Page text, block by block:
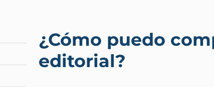
¿Cómo puedo
editorial?